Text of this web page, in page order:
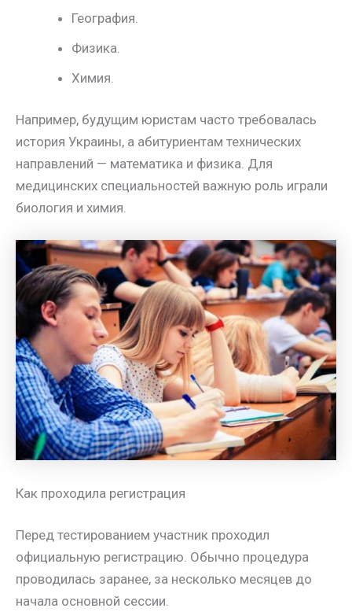
География.
Физика.
Химия.
Например, будущим юристам часто требовалась
история Украины, а абитуриентам технических
направлений — математика и физика. Для
медицинских специальностей важную роль играли
биология и химия.
Как проходила регистрация
Перед тестированием участник проходил
официальную регистрацию. Обычно процедура
проводилась заранее, за несколько месяцев до
начала основной сессии.